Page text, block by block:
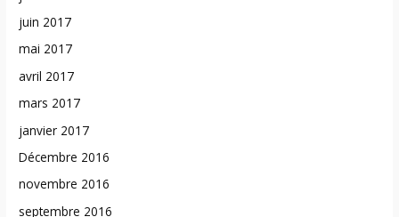
juin 2017
mai 2017
avril 2017
mars 2017
janvier 2017
Décembre 2016
novembre 2016
septembre 2016